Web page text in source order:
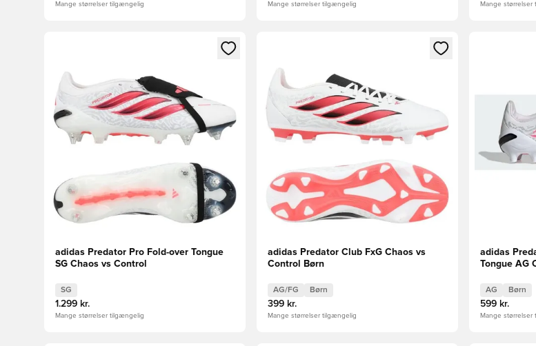
Mange størrelser tilgængelig Mange størrelser tilgængelig Mange størrelser
Åbner en Modal til at logge ind eller tilmelde dig som medlem
adidas Predator Pro Fold-over Tongue
SG Chaos vs Control
SG
1.299 kr.
Mange størrelser tilgængelig
Åbner en Modal til at logge ind eller tilmelde dig som
adidas Predator Club FxG Chaos vs
Control Børn
AG/FG Børn
399 kr.
Mange størrelser tilgængelig
Åbner en
adidas
Tongue AG
AG Børn
599 kr.
Mange størrelser